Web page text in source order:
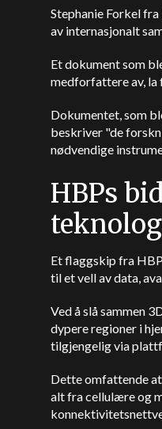
Stephanie Forkel
av internasjonalt
Et dokument som
medforfattere av,
Dokumentet, som
beskriver "de
nødvendige
HBPs
Et flaggskip fra
til et vell av data,
Ved å slå sammen
dypere regioner i
tilgjengelig via
Dette omfattende
alt fra cellulære og